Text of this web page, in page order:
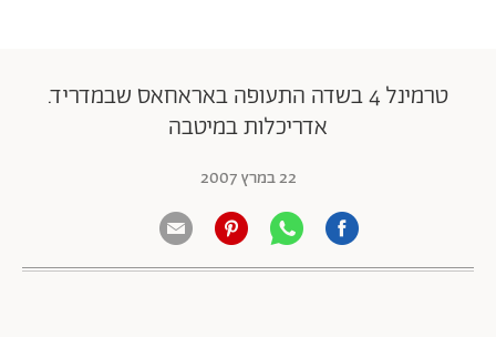
טרמינל 4 בשדה התעופה באראחאס שבמדריד.
אדריכלות במיטבה
22 במרץ 2007